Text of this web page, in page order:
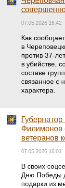
07.05.2026 16:42
Как
в
против 37-
в убийстве,
составе
связанное с
характера.
Губернатор
Филимонов
ветеранов
07.05.2026 16:01
В своих
Дню Победы
подарки из